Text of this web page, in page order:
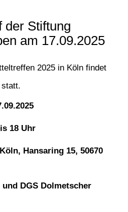
der Stiftung
am 17.09.2025
2025 in Köln findet
statt.
18 Uhr
Hansaring 15, 50670
DGS Dolmetscher